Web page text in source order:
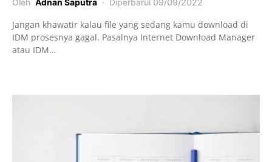
Jangan khawatir kalau file yang sedang kamu download di
IDM prosesnya gagal. Pasalnya Internet Download Manager
atau IDM…